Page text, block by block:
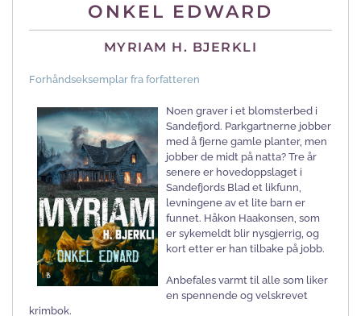
ONKEL EDWARD
MYRIAM H. BJERKLI
Forhåndseksemplar fra forfatteren
Noen graver i et blomsterbed i
Sandefjord. Parkgartnerne jobber
med å fjerne gamle planter, men
jobber de midt på natta? Tre år
senere er hovedoppslaget i
Sandefjords Blad et likfunn,
levningene av et lite barn er
funnet. Håkon Haakonsen, som
er sykemeldt blir nysgjerrig, og
kort etter er han tilbake på jobb.
Anbefales varmt til alle som liker
en spennende og velskrevet
krimbok.